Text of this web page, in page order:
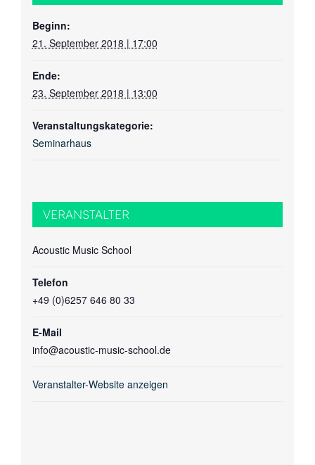
Beginn:
21. September 2018 | 17:00
Ende:
23. September 2018 | 13:00
Veranstaltungskategorie:
Seminarhaus
VERANSTALTER
Acoustic Music School
Telefon
+49 (0)6257 646 80 33
E-Mail
info@acoustic-music-school.de
Veranstalter-Website anzeigen